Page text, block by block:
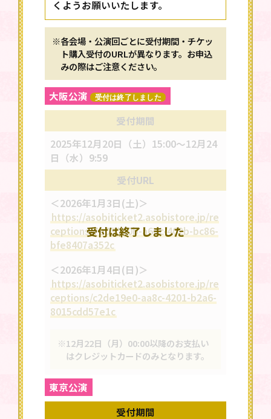
くようお願いいたします。
※各会場・公演回ごとに受付期間・チケッ
ト購入受付のURLが異なります。お申込
みの際はご注意ください。
大阪公演 受付は終了しました
受付期間
2025年12月20日（土）15:00～12月24
日（水）9:59
受付URL
＜2026年1月3日(土)＞
https://asobiticket2.asobistore.jp/re
ceptions/7e030d0b-a6ec-402b-bc86-
bfe8407a352c
＜2026年1月4日(日)＞
https://asobiticket2.asobistore.jp/re
ceptions/c2de19e0-aa8c-4201-b2a6-
8015cdd57e1c
※12月22日（月）00:00以降のお支払い
はクレジットカードのみとなります。
東京公演
受付期間